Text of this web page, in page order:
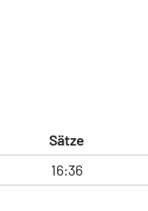
Sätze
16:36